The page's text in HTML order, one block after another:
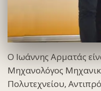
Ο Ιωάννης Αρματάς
Μηχανολόγος
Πολυτεχνείου,